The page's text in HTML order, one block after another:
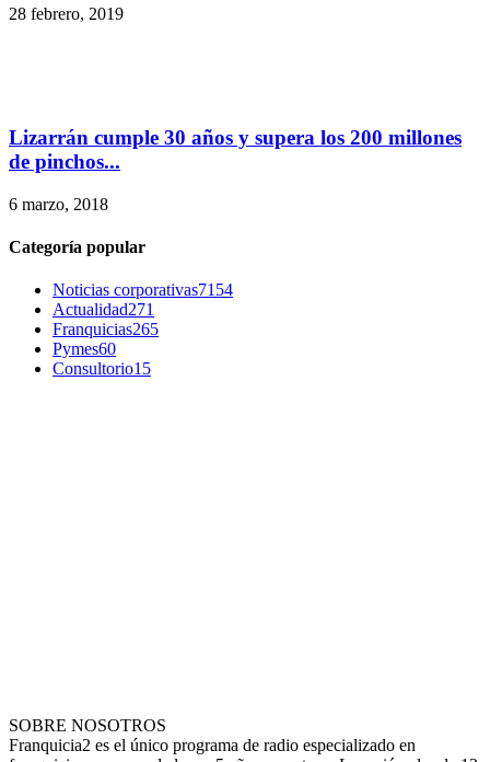
28 febrero, 2019
Lizarrán cumple 30 años y supera los 200 millones
de pinchos...
6 marzo, 2018
Categoría popular
Noticias corporativas7154
Actualidad271
Franquicias265
Pymes60
Consultorio15
SOBRE NOSOTROS
Franquicia2 es el único programa de radio especializado en